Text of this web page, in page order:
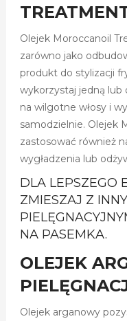
Olejek Moroccanoil
zarówno jako
produkt do stylizacji
wykorzystaj jedną lub
na wilgotne włosy i
samodzielnie. Olejek
zastosować również
wygładzenia lub
DLA LEPSZEGO
ZMIESZAJ Z
NA PASEMKA.
OLEJEK
Olejek arganowy